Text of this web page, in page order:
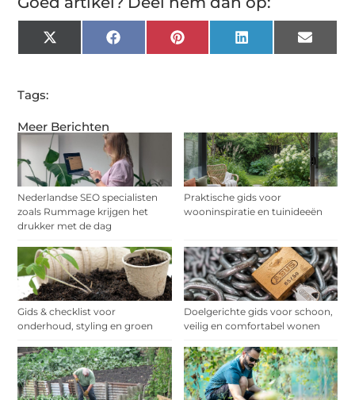
Meer Berichten
Nederlandse SEO specialisten
zoals Rummage krijgen het
drukker met de dag
Praktische gids voor
wooninspiratie en tuinideeën
Gids & checklist voor
onderhoud, styling en groen
Doelgerichte gids voor schoon,
veilig en comfortabel wonen
X
(Twitter)
Facebook Pinterest LinkedIn Email
Tags: